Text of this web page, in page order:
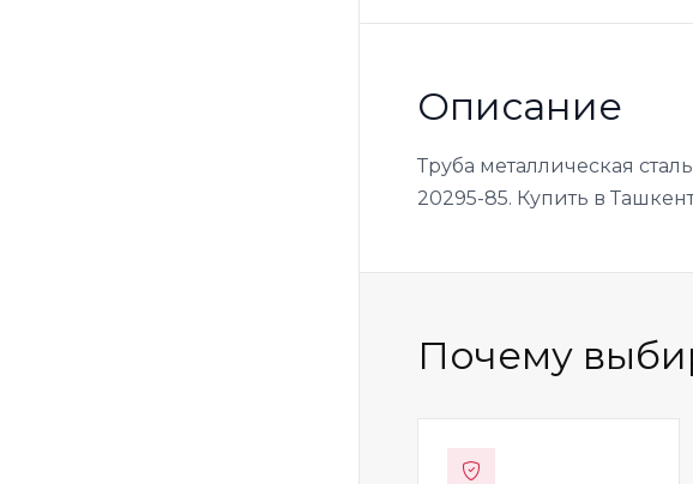
Описание
Труба металлическая
20295-85. Купить в
Почему